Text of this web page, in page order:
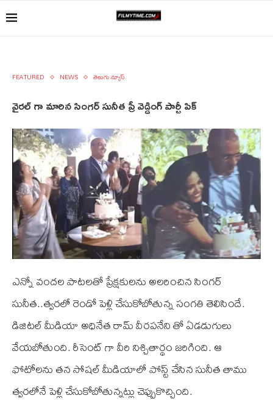
FEATURED NEWS తెలుగు న్యూస్
వైరల్ గా మారిన సింగర్ సునీత ప్రీ వెడ్డింగ్ పార్టీ పిక్
ఎన్నో వందల పాటలతో ప్రేక్షకులను అలరించిన సింగర్
సునీత..త్వరలో రెండో పెళ్లి చేసుకోబోతున్న సంగతి తెలిసిందే.
డిజిటల్ మీడియా అధినేత రామ్‌ వీరపనేని తో ఏడడుగులు
వేయబోతుంది. రీసెంట్ గా వీరి నిశ్చితార్థం జరిగింది. ఆ
ఫోటోలను తన సోషల్‌ మీడియాలో పోస్ట్‌ చేసిన సునీత తాము
త్వరలోనే పెళ్లి చేసుకోబోతున్నట్లు చెప్పుకొచ్చింది.